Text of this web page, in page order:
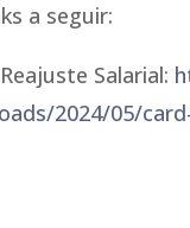
a seguir:
Salarial:
2024/05/